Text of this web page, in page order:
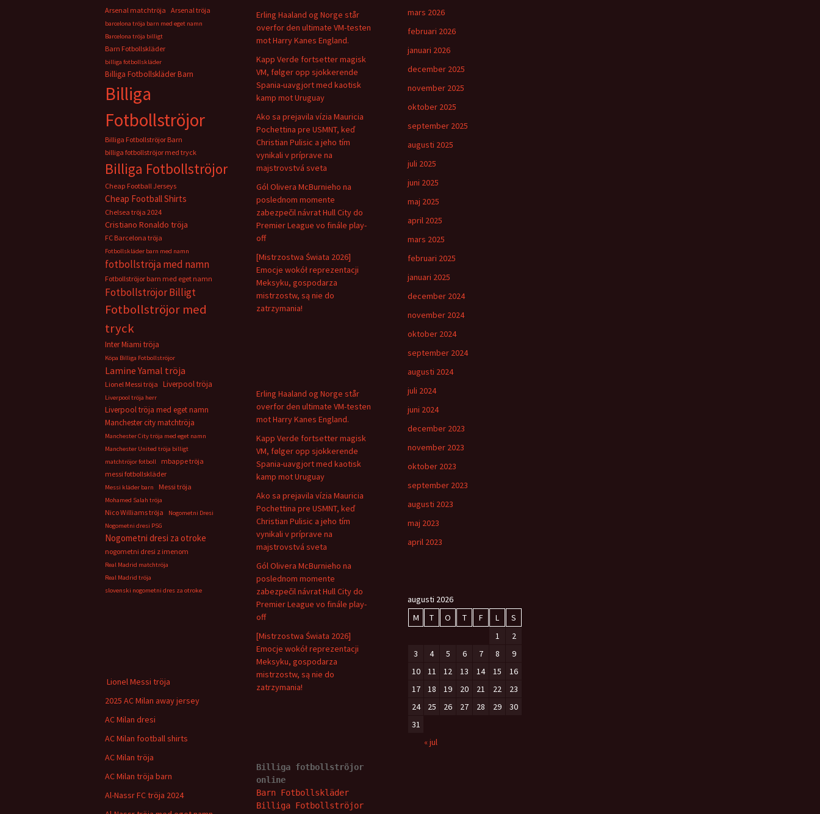
Erling Haaland og Norge står
overfor den ultimate VM-testen
mot Harry Kanes England.
Kapp Verde fortsetter magisk
VM, følger opp sjokkerende
Spania-uavgjort med kaotisk
kamp mot Uruguay
Ako sa prejavila vízia Mauricia
Pochettina pre USMNT, keď
Christian Pulisic a jeho tím
vynikali v príprave na
majstrovstvá sveta
Gól Olivera McBurnieho na
poslednom momente
zabezpečil návrat Hull City do
Premier League vo finále play-
off
[Mistrzostwa Świata 2026]
Emocje wokół reprezentacji
Meksyku, gospodarza
mistrzostw, są nie do
zatrzymania!
mars 2026
februari 2026
januari 2026
december 2025
november 2025
oktober 2025
september 2025
augusti 2025
juli 2025
juni 2025
maj 2025
april 2025
mars 2025
februari 2025
januari 2025
december 2024
november 2024
oktober 2024
september 2024
augusti 2024
juli 2024
juni 2024
december 2023
november 2023
oktober 2023
september 2023
augusti 2023
maj 2023
april 2023
Arsenal matchtröja Arsenal tröja
barcelona tröja barn med eget namn
Barcelona tröja billigt
Barn Fotbollskläder
billiga fotbollskläder
Billiga Fotbollskläder Barn
Billiga
Fotbollströjor
Billiga Fotbollströjor Barn
billiga fotbollströjor med tryck
Billiga Fotbollströjor
Cheap Football Jerseys
Cheap Football Shirts
Chelsea tröja 2024
Cristiano Ronaldo tröja
FC Barcelona tröja
Fotbollskläder barn med namn
fotbollströja med namn
Fotbollströjor barn med eget namn
Fotbollströjor Billigt
Fotbollströjor med
tryck
Inter Miami tröja
Köpa Billiga Fotbollströjor
Lamine Yamal tröja
Lionel Messi tröja Liverpool tröja
Liverpool tröja herr
Liverpool tröja med eget namn
Manchester city matchtröja
Manchester City tröja med eget namn
Manchester United tröja billigt
matchtröjor fotboll
mbappe tröja
messi fotbollskläder
Messi kläder barn Messi tröja
Mohamed Salah tröja
Nico Williams tröja
Nogometni Dresi
Nogometni dresi PSG
Nogometni dresi za otroke
nogometni dresi z imenom
Real Madrid matchtröja
Real Madrid tröja
slovenski nogometni dres za otroke
Erling Haaland og Norge står
overfor den ultimate VM-testen
mot Harry Kanes England.
Kapp Verde fortsetter magisk
VM, følger opp sjokkerende
Spania-uavgjort med kaotisk
kamp mot Uruguay
Ako sa prejavila vízia Mauricia
Pochettina pre USMNT, keď
Christian Pulisic a jeho tím
vynikali v príprave na
majstrovstvá sveta
Gól Olivera McBurnieho na
poslednom momente
zabezpečil návrat Hull City do
Premier League vo finále play-
off
[Mistrzostwa Świata 2026]
Emocje wokół reprezentacji
Meksyku, gospodarza
mistrzostw, są nie do
zatrzymania!
augusti 2026
M
T O T F L
S
1
2
3
4 5 6 7 8
9
10
11 12 13 14 15
16
17
18 19 20 21 22
23
24
25 26 27 28 29
30
31
« jul
Lionel Messi tröja
2025 AC Milan away jersey
AC Milan dresi
AC Milan football shirts
AC Milan tröja
AC Milan tröja barn
Al-Nassr FC tröja 2024
Billiga fotbollströjor
online
Barn Fotbollskläder
Billiga Fotbollströjor